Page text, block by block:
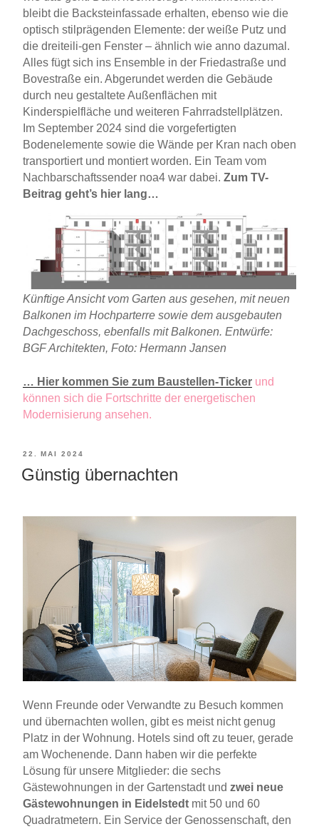
bleibt die Backsteinfassade erhalten, ebenso wie die
optisch stilprägenden Elemente: der weiße Putz und
die dreiteili-gen Fenster – ähnlich wie anno dazumal.
Alles fügt sich ins Ensemble in der Friedastraße und
Bovestraße ein. Abgerundet werden die Gebäude
durch neu gestaltete Außenflächen mit
Kinderspielfläche und weiteren Fahrradstellplätzen.
Im September 2024 sind die vorgefertigten
Bodenelemente sowie die Wände per Kran nach oben
transportiert und montiert worden. Ein Team vom
Nachbarschaftssender noa4 war dabei. Zum TV-
Beitrag geht’s hier lang…
Künftige Ansicht vom Garten aus gesehen, mit neuen
Balkonen im Hochparterre sowie dem ausgebauten
Dachgeschoss, ebenfalls mit Balkonen. Entwürfe:
BGF Architekten, Foto: Hermann Jansen
… Hier kommen Sie zum Baustellen-Ticker und
können sich die Fortschritte der energetischen
Modernisierung ansehen.
VERÖFFENTLICHT
AM
22. MAI 2024
Günstig übernachten
Wenn Freunde oder Verwandte zu Besuch kommen
und übernachten wollen, gibt es meist nicht genug
Platz in der Wohnung. Hotels sind oft zu teuer, gerade
am Wochenende. Dann haben wir die perfekte
Lösung für unsere Mitglieder: die sechs
Gästewohnungen in der Gartenstadt und zwei neue
Gästewohnungen in Eidelstedt mit 50 und 60
Quadratmetern. Ein Service der Genossenschaft, den